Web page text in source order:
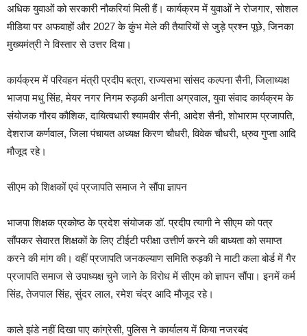
अधिक युवाओं को सरकारी नौकरियां मिली हैं। कार्यक्रम में युवाओं ने रोजगार, सोशल
मीडिया पर अफवाहों और 2027 के कुंभ मेले की तैयारियों से जुड़े प्रश्न पूछे, जिनका
मुख्यमंत्री ने विस्तार से उत्तर दिया।
कार्यक्रम में परिवहन मंत्री प्रदीप बत्रा, राज्यसभा सांसद कल्पना सैनी, जिलाध्यक्ष
भाजपा मधु सिंह, मेयर नगर निगम रुड़की अनीता अग्रवाल, युवा संवाद कार्यक्रम के
संयोजक गौरव कौशिक, दायित्वधारी श्यामवीर सैनी, आदेश सैनी, शोभाराम प्रजापति,
देशराज कर्णवाल, जिला पंचायत अध्यक्ष किरण चौधरी, विवेक चौधरी, ध्रुव गुप्ता आदि
मौजूद रहे।
सीएम को शिक्षकों एवं प्रजापति समाज ने सौंपा ज्ञापन
भाजपा शिक्षक प्रकोष्ठ के प्रदेश संयोजक डॉ. प्रदीप त्यागी ने सीएम को पत्र
सौंपकर सेवारत शिक्षकों के लिए टीईटी परीक्षा उत्तीर्ण करने की बाध्यता को समाप्त
करने की मांग की। वहीं प्रजापति जनकल्याण समिति रुड़की ने माटी कला बोर्ड में गैर
प्रजापति समाज से उपाध्यक्ष चुने जाने के विरोध में सीएम को ज्ञापन सौंपा। इनमें कर्म
सिंह, तेजपाल सिंह, सुंदर लाल, रमेश चंद्र आदि मौजूद रहे।
काले झंडे नहीं दिखा पाए कांग्रेसी, पुलिस ने कार्यालय में किया नजरबंद